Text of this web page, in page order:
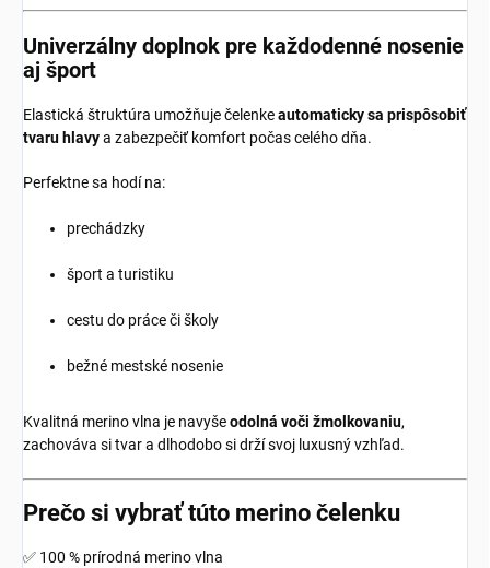
Univerzálny doplnok pre každodenné nosenie
aj šport
Elastická štruktúra umožňuje čelenkeautomaticky sa prispôsobiť
tvaru hlavya zabezpečiť komfort počas celého dňa.
Perfektne sa hodí na:
prechádzky
šport a turistiku
cestu do práce či školy
bežné mestské nosenie
Kvalitná merino vlna je navyšeodolná voči žmolkovaniu,
zachováva si tvar a dlhodobo si drží svoj luxusný vzhľad.
Prečo si vybrať túto merino čelenku
✅ 100 % prírodná merino vlna